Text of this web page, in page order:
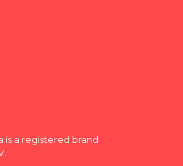
is a registered brand